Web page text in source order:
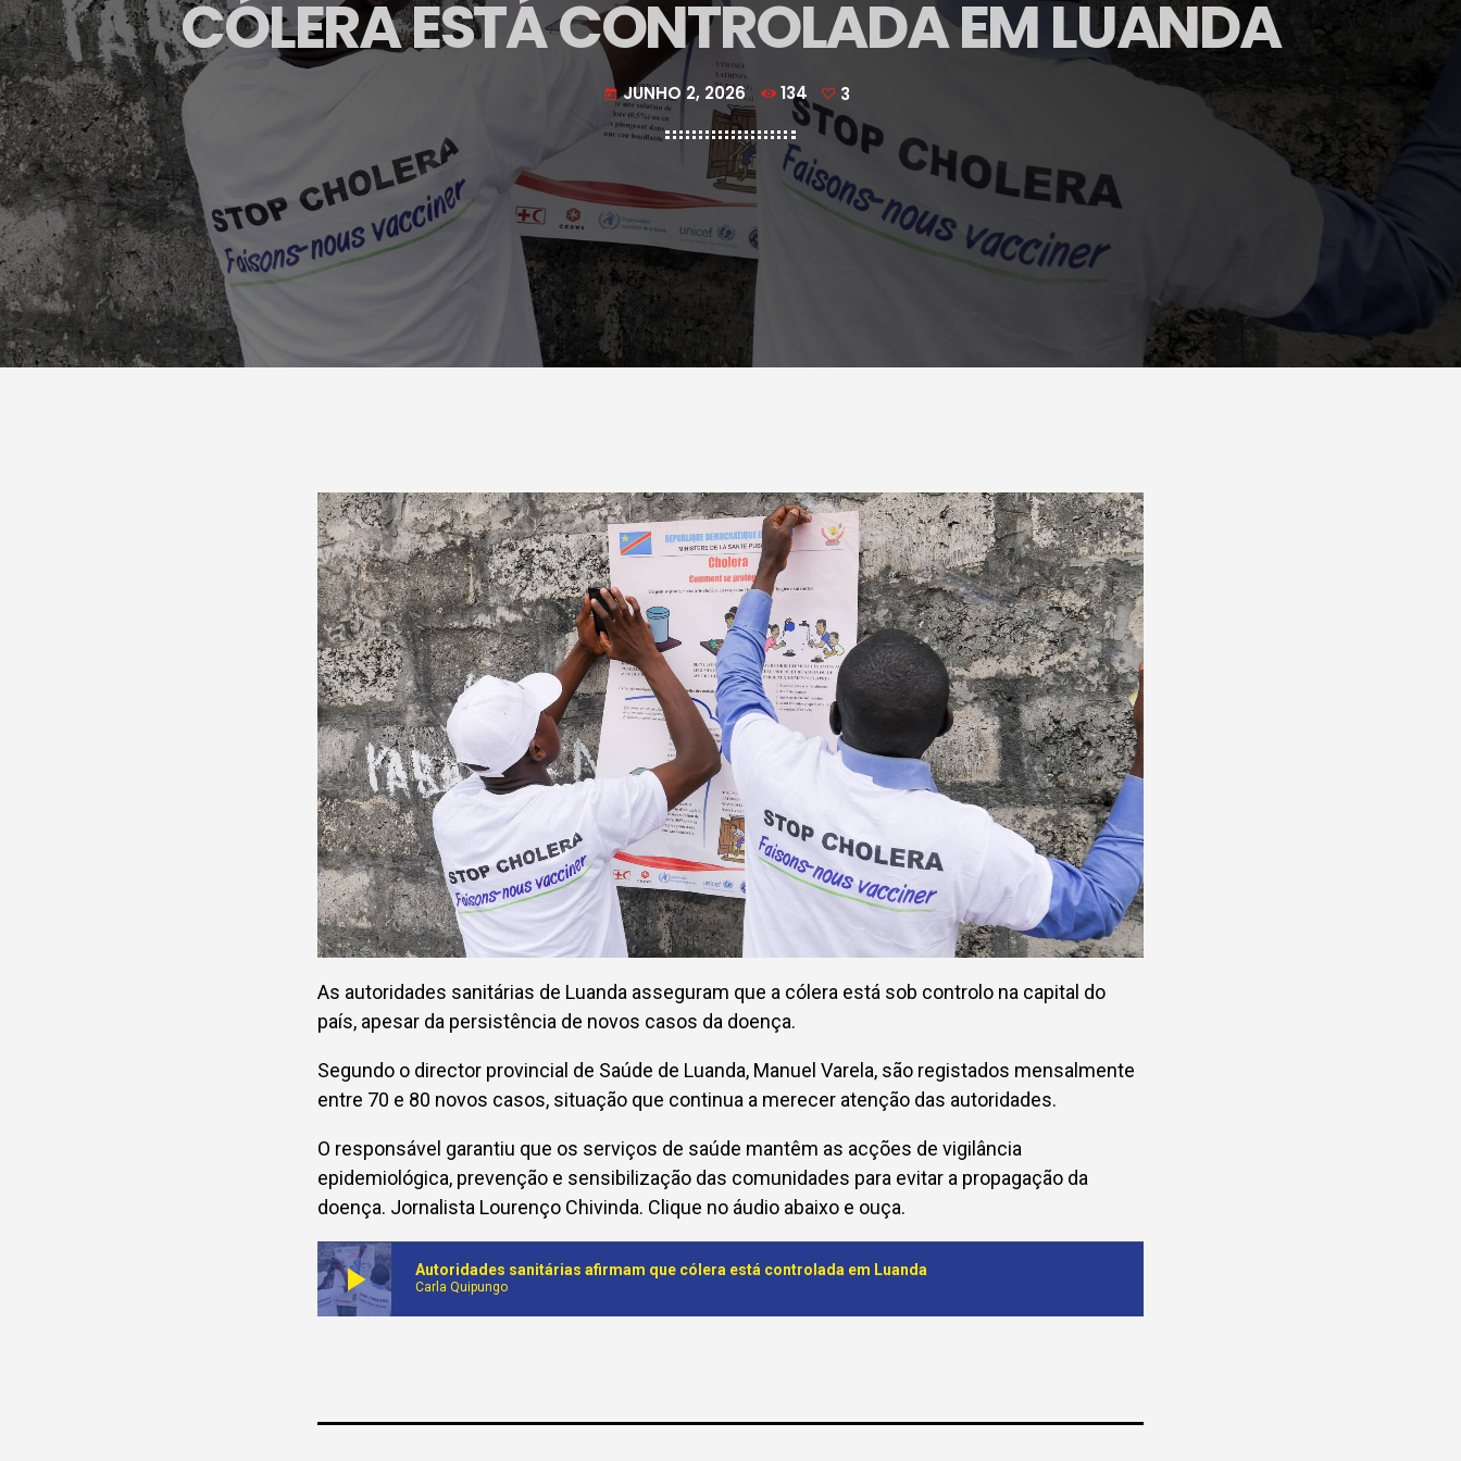
CÓLERA ESTÁ CONTROLADA EM LUANDA
today JUNHO 2, 2026 134 3
As autoridades sanitárias de Luanda asseguram que a cólera está sob controlo na capital do
país, apesar da persistência de novos casos da doença.
Segundo o director provincial de Saúde de Luanda, Manuel Varela, são registados mensalmente
entre 70 e 80 novos casos, situação que continua a merecer atenção das autoridades.
O responsável garantiu que os serviços de saúde mantêm as acções de vigilância
epidemiológica, prevenção e sensibilização das comunidades para evitar a propagação da
doença. Jornalista Lourenço Chivinda. Clique no áudio abaixo e ouça.
play_arrow Autoridades sanitárias afirmam que cólera está controlada em Luanda
Carla Quipungo